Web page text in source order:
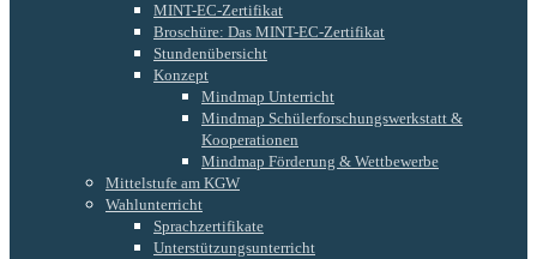
MINT-EC-Zertifikat
Broschüre: Das MINT-EC-Zertifikat
Stundenübersicht
Konzept
Mindmap Unterricht
Mindmap Schülerforschungswerkstatt &
Kooperationen
Mindmap Förderung & Wettbewerbe
Mittelstufe am KGW
Wahlunterricht
Sprachzertifikate
Unterstützungsunterricht